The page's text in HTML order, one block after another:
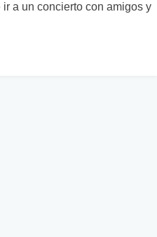
a un concierto con amigos y